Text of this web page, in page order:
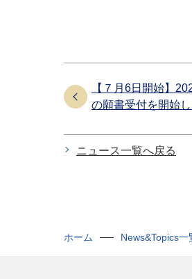
【７月6日開始】
の願書受付を開始
ニュース一覧へ戻る
ホーム News&Topics一